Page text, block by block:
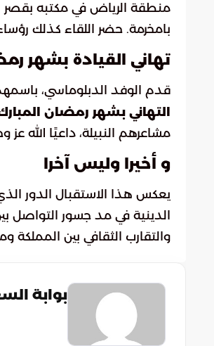
منطقة الرياض في مكتبه بقصر
بامخرمة. حضر اللقاء كذلك
تهاني القيادة بشهر
قدم الوفد الدبلوماسي،
التهاني بشهر رمضان
مشاعرهم النبيلة، داعيًا الله
و أخيرا وليس آخرا
يعكس هذا الاستقبال الدور
الدينية في مد جسور التواصل
والتقارب الثقافي بين المملكة
بوابة